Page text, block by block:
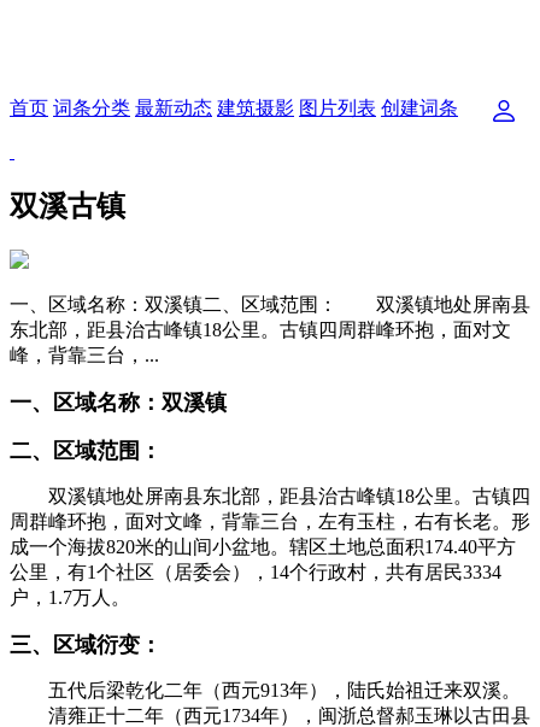
首页 词条分类 最新动态 建筑摄影 图片列表 创建词条
双溪古镇
一、区域名称：双溪镇二、区域范围： 双溪镇地处屏南县
东北部，距县治古峰镇18公里。古镇四周群峰环抱，面对文
峰，背靠三台，...
一、区域名称： 双溪镇
二、区域范围：
双溪镇地处屏南县东北部，距县治古峰镇18公里。古镇四
周群峰环抱，面对文峰，背靠三台，左有玉柱，右有长老。形
成一个海拔820米的山间小盆地。辖区土地总面积174.40平方
公里，有1个社区（居委会），14个行政村，共有居民3334
户，1.7万人。
三、区域衍变：
五代后梁乾化二年（西元913年），陆氏始祖迁来双溪。
清雍正十二年（西元1734年），闽浙总督郝玉琳以古田县